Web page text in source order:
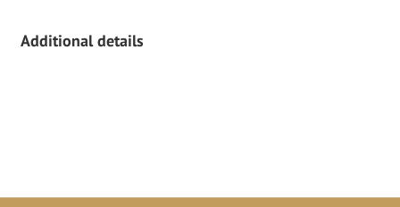
Additional details